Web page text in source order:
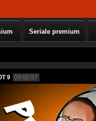
Seriale premium
9 00:00:57